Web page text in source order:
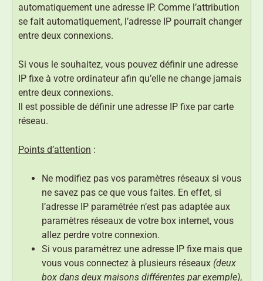
automatiquement une adresse IP. Comme l’attribution
se fait automatiquement, l’adresse IP pourrait changer
entre deux connexions.
Si vous le souhaitez, vous pouvez définir une adresse
IP fixe à votre ordinateur afin qu’elle ne change jamais
entre deux connexions.
Il est possible de définir une adresse IP fixe par carte
réseau.
Points d’attention :
Ne modifiez pas vos paramètres réseaux si vous
ne savez pas ce que vous faites. En effet, si
l’adresse IP paramétrée n’est pas adaptée aux
paramètres réseaux de votre box internet, vous
allez perdre votre connexion.
Si vous paramétrez une adresse IP fixe mais que
vous vous connectez à plusieurs réseaux (deux
box dans deux maisons différentes par exemple),